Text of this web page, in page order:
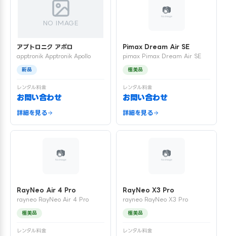
NO IMAGE
アプトロニク アポロ
apptronik Apptronik Apollo
新品
レンタル料金
お問い合わせ
詳細を見る
Pimax Dream Air SE
pimax Pimax Dream Air SE
極美品
レンタル料金
お問い合わせ
詳細を見る
RayNeo Air 4 Pro
rayneo RayNeo Air 4 Pro
極美品
レンタル料金
RayNeo X3 Pro
rayneo RayNeo X3 Pro
極美品
レンタル料金